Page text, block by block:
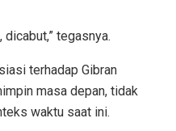
dicabut,” tegasnya.
terhadap Gibran
masa depan, tidak
waktu saat ini.